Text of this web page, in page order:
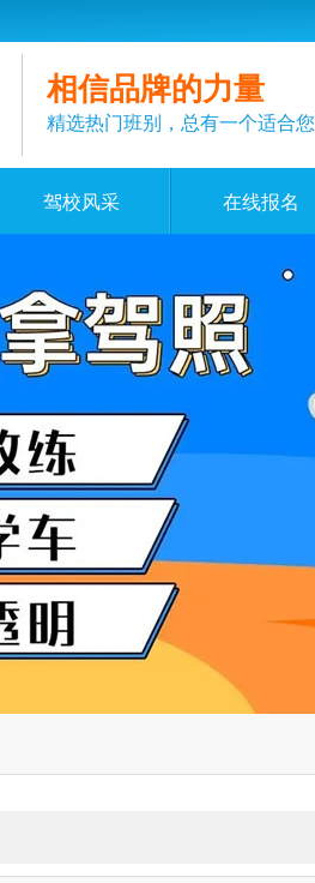
相信品牌的力量
精选热门班别，总有一个适合您
驾校风采 在线报名